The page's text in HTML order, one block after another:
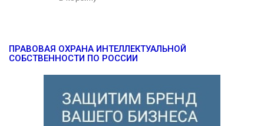
ПРАВОВАЯ ОХРАНА ИНТЕЛЛЕКТУАЛЬНОЙ
СОБСТВЕННОСТИ ПО РОССИИ